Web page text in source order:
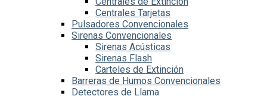
Centrales Tarjetas
Pulsadores Convencionales
Sirenas Convencionales
Sirenas Acústicas
Sirenas Flash
Carteles de Extinción
Barreras de Humos Convencionales
Detectores de Llama